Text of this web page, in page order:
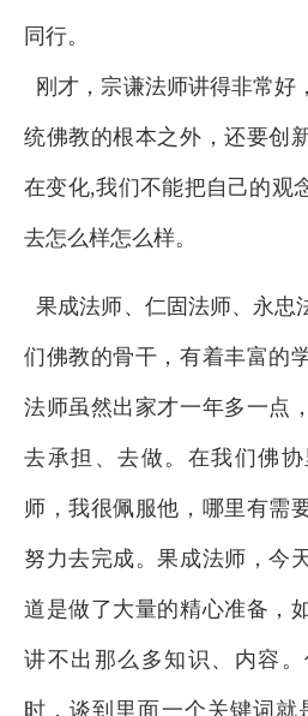
同行。
刚才，宗谦法师讲得非常好
统佛教的根本之外，还要创
在变化,我们不能把自己的观
去怎么样怎么样。
果成法师、仁固法师、永忠
们佛教的骨干，有着丰富的
法师虽然出家才一年多一点
去承担、去做。在我们佛
师，我很佩服他，哪里有需
努力去完成。果成法师，今
道是做了大量的精心准备，
讲不出那么多知识、内容。
时，谈到里面一个关键词就